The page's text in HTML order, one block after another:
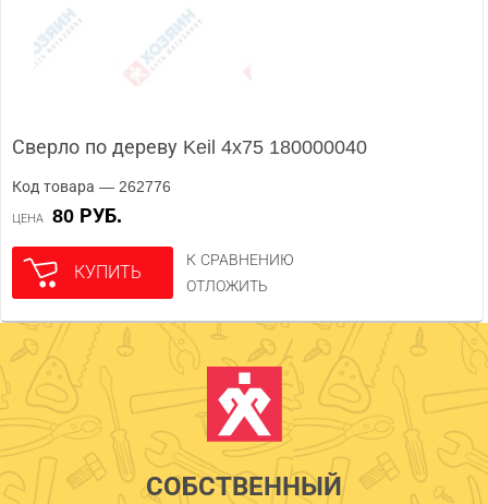
Сверло по дереву Keil 4x75 180000040
Код товара — 262776
ЦЕНА 80 РУБ.
КУПИТЬ
К СРАВНЕНИЮ
ОТЛОЖИТЬ
СОБСТВЕННЫЙ